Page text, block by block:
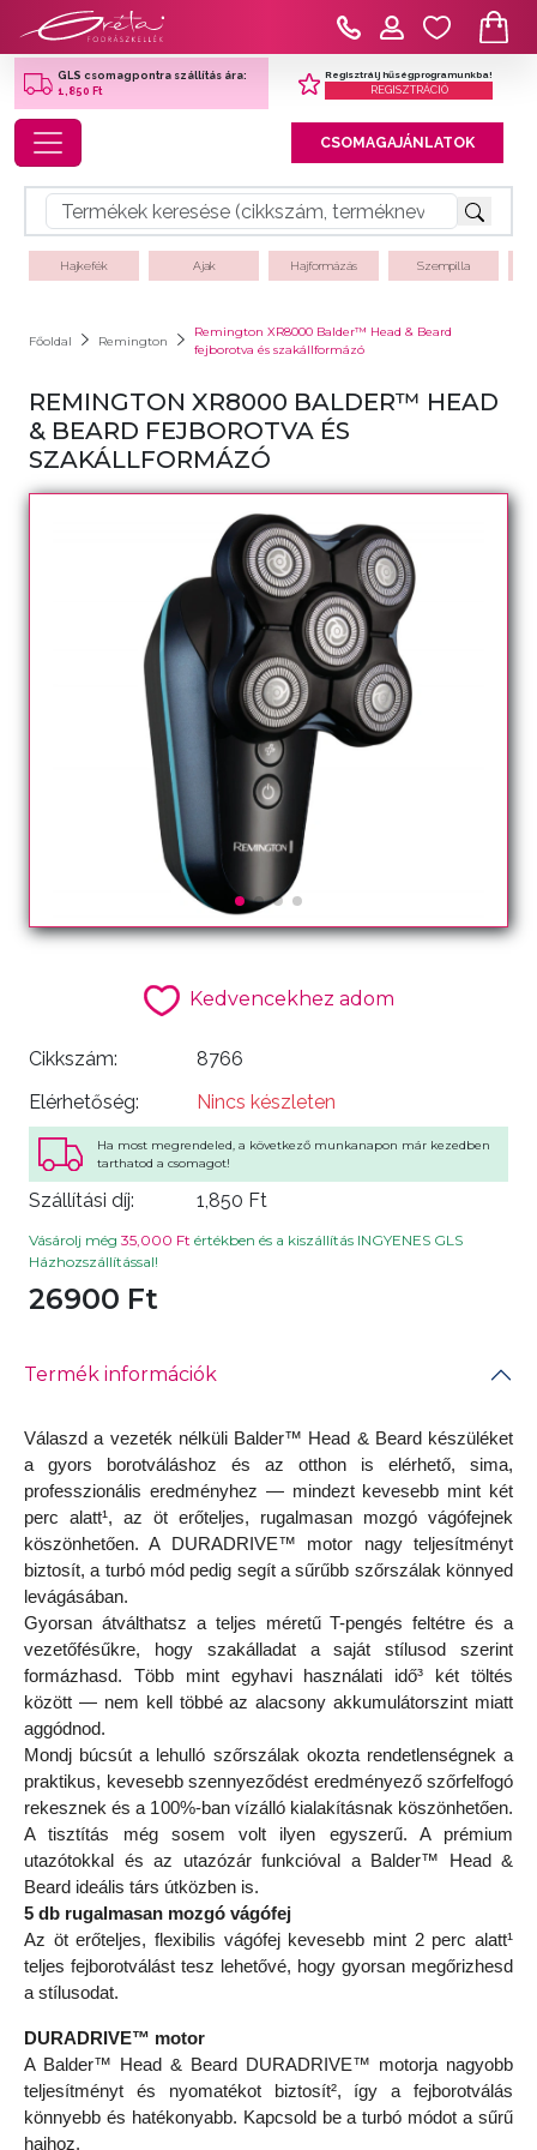
GLS csomagpontra szállítás ára:
1,850 Ft
Regisztrálj hűségprogramunkba!
REGISZTRÁCIÓ
Toggle navigation CSOMAGAJÁNLATOK
Hajkefék Ajak Hajformázás Szempilla
Főoldal Remington
Remington XR8000 Balder™ Head & Beard
fejborotva és szakállformázó
REMINGTON XR8000 BALDER™ HEAD
& BEARD FEJBOROTVA ÉS
SZAKÁLLFORMÁZÓ
Kedvencekhez adom
Cikkszám:
8766
Elérhetőség:
Nincs készleten
Ha most megrendeled, a következő munkanapon már kezedben
tarthatod a csomagot!
Szállítási díj: 1,850 Ft
Vásárolj még 35,000 Ft értékben és a kiszállítás INGYENES GLS
Házhozszállítással!
26900 Ft
Termék információk
Válaszd a vezeték nélküli Balder™ Head & Beard készüléket
a gyors borotváláshoz és az otthon is elérhető, sima,
professzionális eredményhez — mindezt kevesebb mint két
perc alatt¹, az öt erőteljes, rugalmasan mozgó vágófejnek
köszönhetően. A DURADRIVE™ motor nagy teljesítményt
biztosít, a turbó mód pedig segít a sűrűbb szőrszálak könnyed
levágásában.
Gyorsan átválthatsz a teljes méretű T-pengés feltétre és a
vezetőfésűkre, hogy szakálladat a saját stílusod szerint
formázhasd. Több mint egyhavi használati idő³ két töltés
között — nem kell többé az alacsony akkumulátorszint miatt
aggódnod.
Mondj búcsút a lehulló szőrszálak okozta rendetlenségnek a
praktikus, kevesebb szennyeződést eredményező szőrfelfogó
rekesznek és a 100%-ban vízálló kialakításnak köszönhetően.
A tisztítás még sosem volt ilyen egyszerű. A prémium
utazótokkal és az utazózár funkcióval a Balder™ Head &
Beard ideális társ útközben is.
5 db rugalmasan mozgó vágófej
Az öt erőteljes, flexibilis vágófej kevesebb mint 2 perc alatt¹
teljes fejborotválást tesz lehetővé, hogy gyorsan megőrizhesd
a stílusodat.
DURADRIVE™ motor
A Balder™ Head & Beard DURADRIVE™ motorja nagyobb
teljesítményt és nyomatékot biztosít², így a fejborotválás
könnyebb és hatékonyabb. Kapcsold be a turbó módot a sűrű
hajhoz.